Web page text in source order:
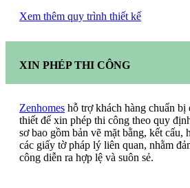
Xem thêm quy trình thiết kế
XIN PHÉP THI CÔNG
Zenhomes hỗ trợ khách hàng chuẩn bị
thiết để xin phép thi công theo quy
sơ bao gồm bản vẽ mặt bằng, kết cấu,
các giấy tờ pháp lý liên quan, nhằm
công diễn ra hợp lệ và suôn sẻ.